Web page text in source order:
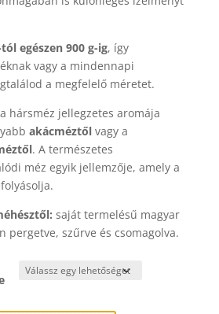
egészen 900 g-ig, így
vagy a mindennapi
a megfelelő méretet.
a hársméz jellegzetes aromája
akácméztőlvagy a
. A természetes
méz egyik jellemzője, amely a
saját termelésű magyar
pergetve, szűrve és csomagolva.